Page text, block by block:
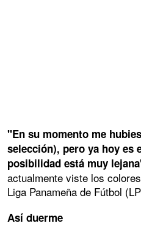
"En su momento me
selección), pero ya hoy es
posibilidad está muy
actualmente viste los
Liga Panameña de Fútbol
Así duerme